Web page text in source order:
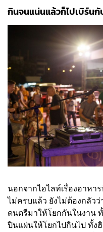
กินจนแน่นแล้วก็ไปเบิร์น
นอกจากไฮไลท์เรื่องอาห
ไม่ครบแล้ว ยังไม่ต้องกลัว
ดนตรีมาให้โยกกันในงาน
ปินแผ่นให้โยกไปกินไป ทั้ง